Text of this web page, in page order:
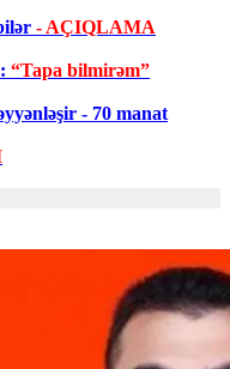
- AÇIQLAMA
“Tapa bilmirəm”
- 70 manat